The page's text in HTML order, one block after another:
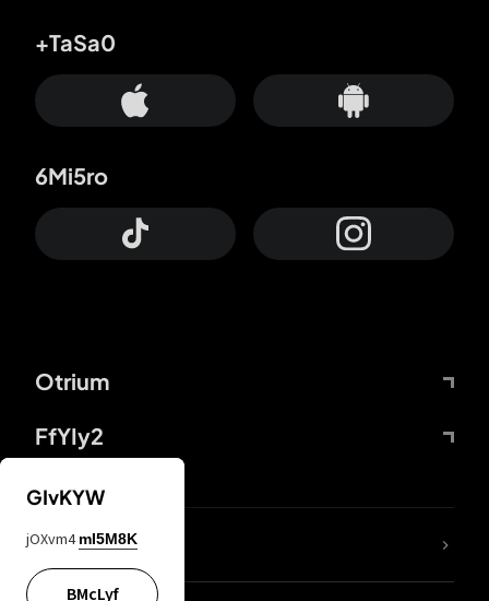
Otrium
FfYIy2
+TaSa0
6Mi5ro
DDcvSo
GIvKYW
jOXvm4 mI5M8K
BMcLyf